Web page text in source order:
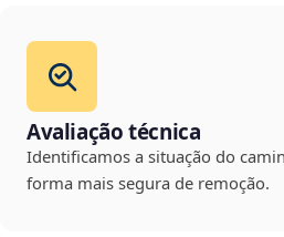
Avaliação técnica
Identificamos a situação do
forma mais segura de remoção.